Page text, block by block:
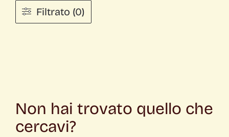
Filtrato (0)
Non hai trovato quello che
cercavi?